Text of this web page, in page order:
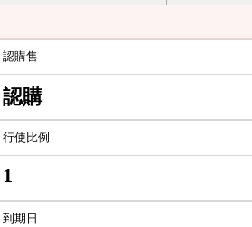
認購售
認購
行使比例
1
到期日